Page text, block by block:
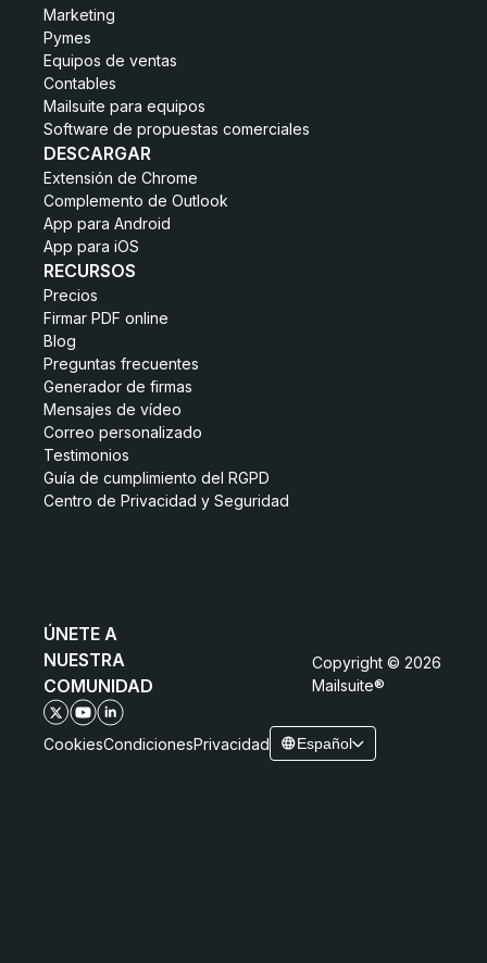
Marketing
Pymes
Equipos de ventas
Contables
Mailsuite para equipos
Software de propuestas comerciales
DESCARGAR
Extensión de Chrome
Complemento de Outlook
App para Android
App para iOS
RECURSOS
Precios
Firmar PDF online
Blog
Preguntas frecuentes
Generador de firmas
Mensajes de vídeo
Correo personalizado
Testimonios
Guía de cumplimiento del RGPD
Centro de Privacidad y Seguridad
ÚNETE A
NUESTRA
COMUNIDAD
Copyright © 2026
Mailsuite®
CookiesCondicionesPrivacidad Español